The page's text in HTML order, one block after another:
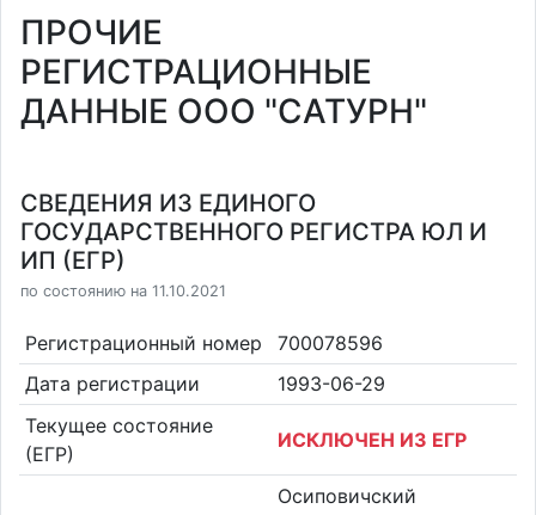
ПРОЧИЕ
РЕГИСТРАЦИОННЫЕ
ДАННЫЕ ООО "САТУРН"
СВЕДЕНИЯ ИЗ ЕДИНОГО
ГОСУДАРСТВЕННОГО РЕГИСТРА ЮЛ И
ИП (ЕГР)
по состоянию на 11.10.2021
Регистрационный номер
700078596
Дата регистрации
1993-06-29
Текущее состояние
(ЕГР)
ИСКЛЮЧЕН ИЗ ЕГР
Осиповичский